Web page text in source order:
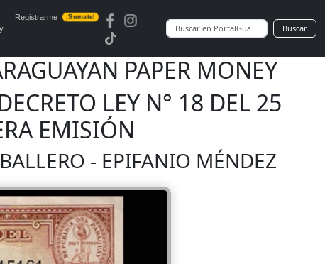
Registrarme ¡Sumate!
Buscar
PAPER MONEY
LEY N° 18 DEL 25
EMISIÓN
- EPIFANIO MÉNDEZ